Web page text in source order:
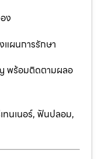
ง
แผนการรักษา
พร้อมติดตามผลอ
ทนเนอร์, ฟันปลอม,